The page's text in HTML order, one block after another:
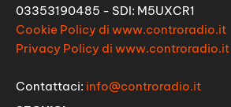
03353190485 - SDI: M5UXCR1
Cookie Policy di www.controradio.it
Privacy Policy di www.controradio.it
Contattaci: info@controradio.it